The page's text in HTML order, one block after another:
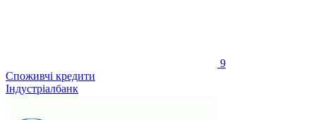
9
Споживчі кредити
Індустріалбанк